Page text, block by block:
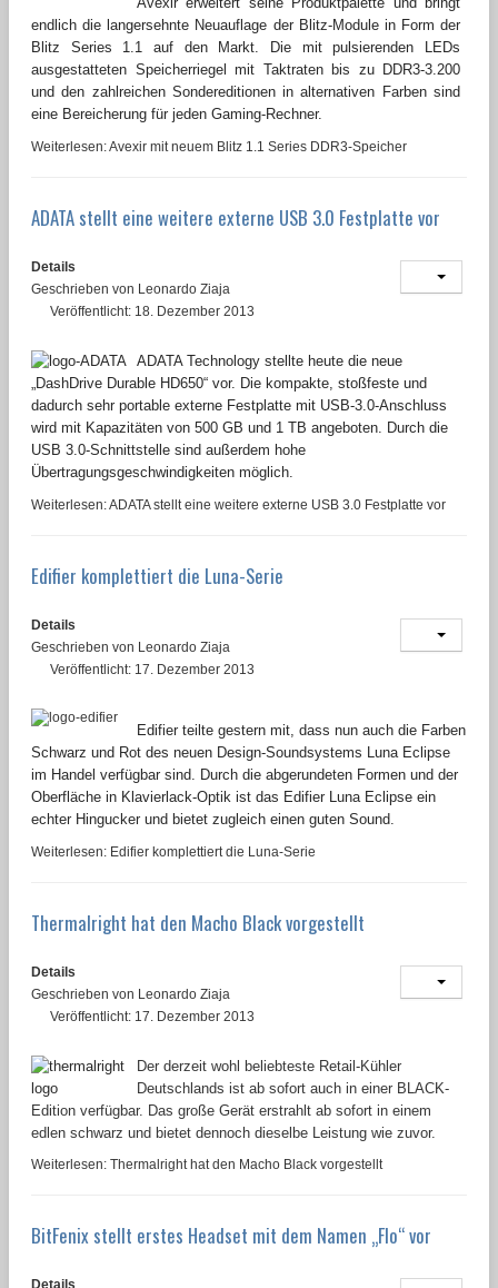
endlich die langersehnte Neuauflage der Blitz-Module in Form der
Blitz Series 1.1 auf den Markt. Die mit pulsierenden LEDs
ausgestatteten Speicherriegel mit Taktraten bis zu DDR3-3.200
und den zahlreichen Sondereditionen in alternativen Farben sind
eine Bereicherung für jeden Gaming-Rechner.
Weiterlesen: Avexir mit neuem Blitz 1.1 Series DDR3-Speicher
ADATA stellt eine weitere externe USB 3.0 Festplatte vor
Details
Geschrieben von Leonardo Ziaja
Veröffentlicht: 18. Dezember 2013
ADATA Technology stellte heute die neue
„DashDrive Durable HD650“ vor. Die kompakte, stoßfeste und
dadurch sehr portable externe Festplatte mit USB-3.0-Anschluss
wird mit Kapazitäten von 500 GB und 1 TB angeboten. Durch die
USB 3.0-Schnittstelle sind außerdem hohe
Übertragungsgeschwindigkeiten möglich.
Weiterlesen: ADATA stellt eine weitere externe USB 3.0 Festplatte vor
Edifier komplettiert die Luna-Serie
Details
Geschrieben von Leonardo Ziaja
Veröffentlicht: 17. Dezember 2013
Edifier teilte gestern mit, dass nun auch die Farben
Schwarz und Rot des neuen Design-Soundsystems Luna Eclipse
im Handel verfügbar sind. Durch die abgerundeten Formen und der
Oberfläche in Klavierlack-Optik ist das Edifier Luna Eclipse ein
echter Hingucker und bietet zugleich einen guten Sound.
Weiterlesen: Edifier komplettiert die Luna-Serie
Thermalright hat den Macho Black vorgestellt
Details
Geschrieben von Leonardo Ziaja
Veröffentlicht: 17. Dezember 2013
Der derzeit wohl beliebteste Retail-Kühler
Deutschlands ist ab sofort auch in einer BLACK-
Edition verfügbar. Das große Gerät erstrahlt ab sofort in einem
edlen schwarz und bietet dennoch dieselbe Leistung wie zuvor.
Weiterlesen: Thermalright hat den Macho Black vorgestellt
BitFenix stellt erstes Headset mit dem Namen „Flo“ vor